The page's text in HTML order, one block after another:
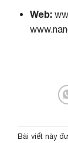
Web:
Bài viết này